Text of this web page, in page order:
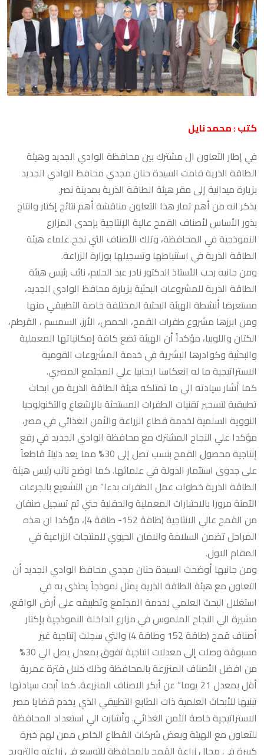
كتب : محمد نايل
في إطار التعاون ال مشترك بين محافظة الوادي الجديد وهيئة
الطاقة الذرية قامت السيدة حنان مجدي محافظ الوادي الجديد
بزيارة ميدانية إلى مقر هيئة الطاقة الذرية بمدينة نصر.
يذكر انه من أهم ثمار هذا التعاون مناقشة أهم نتائج إكثار وانتاج
بذور الأساس لأصناف القمح عالية الإنتاجية بإحدى المزارع
النموذجية في المحافظة، وتلك الأصناف التي نجح علماء هيئة
الطاقة الذرية في استنباطها وتسجيلها بوزارة الزراعة.
ومن جانبه رحب الأستاذ الدكتور نادر عبد الحليم، نائب رئيس هيئة
الطاقة الذرية للمشروعات البحثية بزيارة محافظ الوادي الجديد،
مستعرضا أنشطة الهيئة البحثية المختلفة خاصة التطبيقي منها
ومن ابرزها مشروع طفرات القمح، الحمص، الأرز، السمسم ، القرطم،
الكتان واللوبيا، مؤكداً أن الهيئة تضع كافة إمكانياتها المعملية
والبحثية وكوادرها البشرية في خدمة المشروعات القومية
الاستراتيجية ما له انعكاسا ايجابيا علي المجتمع المصري.
كما أشار سيادته الي ما تمتلكه هيئة الطاقة الذرية من ابحاث
تطبيقية لتسخير تقنيات الطفرات المستحثة بالإشعاع والتكنولوجيا
النووية السلمية لخدمة قطاع الزراعة والأمن الغذائي في مصر،
مؤكدا علي النجاح المشترك مع محافظة الوادي الجديد في رفع
إنتاجية محصول القمح بنسب تصل إلى 30% مما يعد دليلاً قاطعاً
على جدوى استثمار الدولة في علمائها. كما اوضح نائب رئيس هيئة
الطاقة الذرية خطوات عمل الطفرات بدءا” من التشعيع بالجرعات
الآمنة مرورا بالاختبارات المعملية والحقلية حتي تم تسجيل صنفان
من القمح عالي الانتاجية (طاقة 152- طاقة 4)، مؤكدا ان هذه
المراحل تضمن السلامة والامان الحيوي للمنتجات الزراعية في
المقام الاول.
ومن جانبها أوضحت السيدة حنان مجدي محافظ الوادي الجديد أن
التعاون مع هيئة الطاقة الذرية يمثل نموذجاً يحتذى به في
استغلال البحث العلمي لخدمة المجتمع وتطبيقه على أرض الواقع،
مشيرة الي النجاح الملموس في مزارع الداخلة النموذجية بإكثار
أصناف قمح (طاقة 152 وطاقة 4) والتي سجلت إنتاجية غير
مسبوقة وصلت إلى معدلات انتاجية تفوق بمعدل يصل الي 30%
من افضل الأصناف المنزرعة بالمحافظة وذلك خلال فترة عمرية
أقل بمعدل 21 يوما” عن أبكر الاصناف المنزرعة. كما أبدت سيادتها
تبنيها للأبحاث العلمية ذات الطابع التطبيقي الذي يخدم قضايا مصر
الاستراتيجية خاصة الأمن الغذائي. وأشارت الي استعداد المحافظة
للتعاون مع الهيئة وبعض شركات القطاع الخاص ممن لهم خبرة
كبيرة في مجال زراعة القمح بالمحافظة للتوسع في زراعته والترويج